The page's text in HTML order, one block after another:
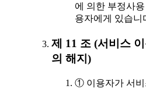
에 의한 부정사
용자에게 있습니
제 11 조 (서비스
의 해지)
① 이용자가 서비